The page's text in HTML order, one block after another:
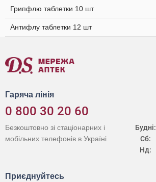
Грипфлю таблетки 10 шт
Антифлу таблетки 12 шт
Гаряча лінія
0 800 30 20 60
Будні:
Сб:
Нд:
Безкоштовно зі стаціонарних і
мобільних телефонів в Україні
Приєднуйтесь